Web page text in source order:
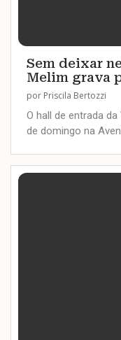
Sem deixar
Melim grava
por Priscila Bertozzi
O hall de entrada
de domingo na